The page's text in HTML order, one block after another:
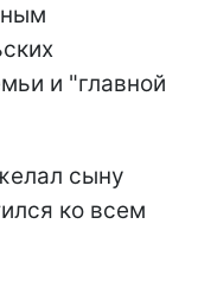
и "главной
сыну
ко всем